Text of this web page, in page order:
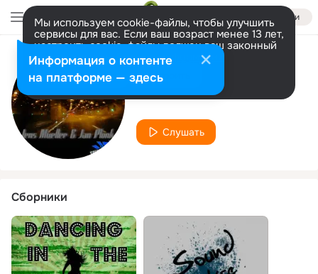
Войти
Мы используем cookie-файлы, чтобы улучшить
сервисы для вас. Если ваш возраст менее 13 лет,
настроить cookie-файлы должен ваш законный
представитель. Больше информации
Разрешить все Настроить
Исполнитель
Jan Plonka
Слушать
Сборники
Информация о контенте
на платформе — здесь